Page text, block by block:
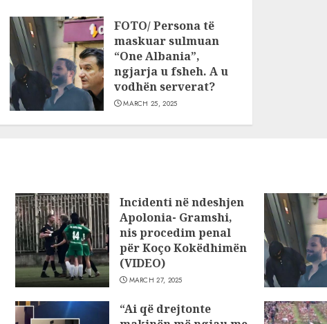
FOTO/ Persona të
maskuar sulmuan
“One Albania”,
ngjarja u fsheh. A u
vodhën serverat?
MARCH 25, 2025
Incidenti në ndeshjen
Apolonia- Gramshi,
nis procedim penal
për Koço Kokëdhimën
(VIDEO)
MARCH 27, 2025
“Ai që drejtonte